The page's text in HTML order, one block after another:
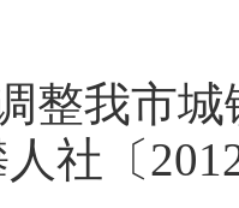
调整我市
社〔